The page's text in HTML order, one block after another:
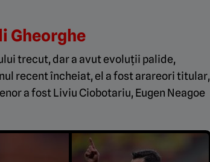
Gheorghe
trecut, dar a avut evoluții palide,
recent încheiat, el a fost arareori titular,
a fost Liviu Ciobotariu, Eugen Neagoe